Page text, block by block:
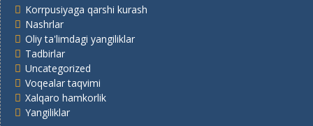
Korrpusiyaga qarshi kurash
Nashrlar
Oliy ta'limdagi yangiliklar
Tadbirlar
Uncategorized
Voqealar taqvimi
Xalqaro hamkorlik
Yangiliklar